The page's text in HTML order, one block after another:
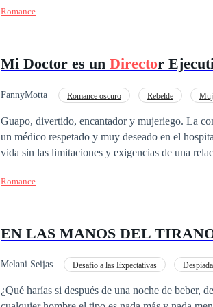
autoridad que destila con cada una de sus
Romance
Mi Doctor es un Director
FannyMotta Romance oscuro Rebelde
Guapo, divertido, encantador y mujeriego. La
un médico respetado y muy deseado en el
vida sin las limitaciones y exigencias de una
una romántica incurable. Recién graduada,
corazón. A un lado un hombre roto y al otro una
Romance
EN LAS MANOS DEL
Melani Seijas Desafío a las Expectativas
¿Qué harías si después de una noche de beber,